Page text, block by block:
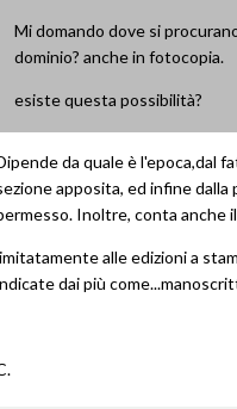
Mi domando dove si
dominio? anche in fotocopia.
esiste questa possibilità?
da quale è l'epoca,dal
apposita, ed infine
Inoltre, conta anche
alle edizioni a
dai più